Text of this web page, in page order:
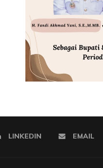
LINKEDIN EMAIL